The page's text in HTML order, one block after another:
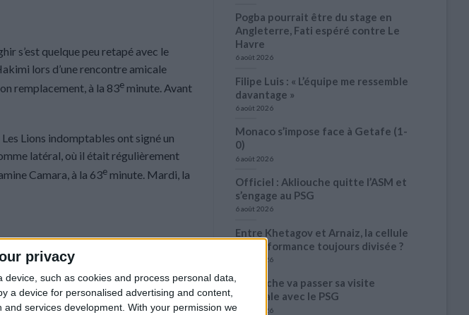
privacy
such as cookies and process personal data,
a device for personalised advertising and content,
services development. With your permission we
s’est quelque peu retapé avec le
lors d’une rencontre amicale
remplacement, à la 83e minute. Avant
Lions indomptables ont signé un
latéral, où il était régulièrement
Camara, à la 63e minute. Mardi, la
Pogba pourrait être du stage en
Angleterre, Fati espéré contre Le
Havre
6 août 2026
Filipe Luis : « L’équipe me ressemble
davantage »
6 août 2026
Monaco s’impose face à Getafe (1-
0)
6 août 2026
Officiel : Akliouche quitte l’ASM et
s’engage au PSG
6 août 2026
Entre Khetagov et Arnaiz, la cellule
de performance toujours divisée ?
6 août 2026
Akliouche va passer sa visite
médicale avec le PSG
6 août 2026